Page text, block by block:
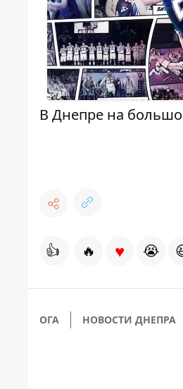
В Днепре на
👍 🔥 ♥ 😭
ОГА НОВОСТИ ДНЕПРА